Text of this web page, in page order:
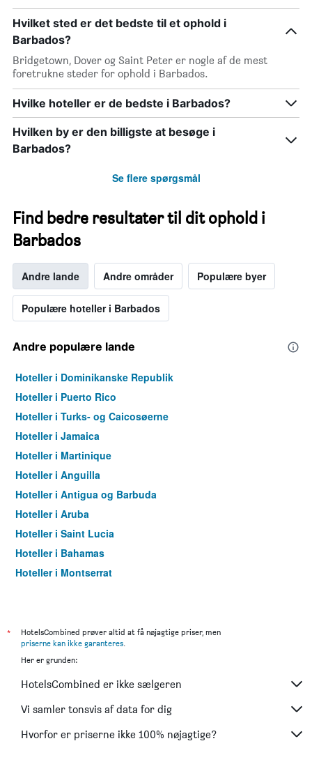
Hvilket sted er det bedste til et ophold i
Barbados?
Bridgetown, Dover og Saint Peter er nogle af de mest
foretrukne steder for ophold i Barbados.
Hvilke hoteller er de bedste i Barbados?
Hvilken by er den billigste at besøge i
Barbados?
Se flere spørgsmål
Find bedre resultater til dit ophold i
Barbados
Andre lande Andre områder Populære byer
Populære hoteller i Barbados
Andre populære lande
Hoteller i Dominikanske Republik
Hoteller i Puerto Rico
Hoteller i Turks- og Caicosøerne
Hoteller i Jamaica
Hoteller i Martinique
Hoteller i Anguilla
Hoteller i Antigua og Barbuda
Hoteller i Aruba
Hoteller i Saint Lucia
Hoteller i Bahamas
Hoteller i Montserrat
Hoteller i Danmark
Hoteller i Thailand
Hoteller i Tyskland
Hoteller i Tyrkiet
Hoteller i Italien
*
HotelsCombined prøver altid at få nøjagtige priser, men
priserne kan ikke garanteres.
Her er grunden:
HotelsCombined er ikke sælgeren
Vi samler tonsvis af data for dig
Hvorfor er priserne ikke 100% nøjagtige?